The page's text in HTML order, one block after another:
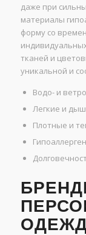
даже при
материалы
форму со
тканей и
уникальной и
Водо- и
Легкие и
Плотные и